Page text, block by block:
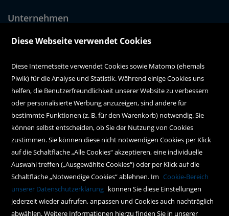
Unternehmen
Über uns
Kundenservice
Kontakt
Social Media
Policy
AGBs
Diese Webseite verwendet Cookies
Diese Internetseite verwendet Cookies sowie Matomo (ehemals
Piwik) für die Analyse und Statistik. Während einige Cookies uns
helfen, die Benutzerfreundlichkeit unserer Website zu verbessern
oder personalisierte Werbung anzuzeigen, sind andere für
bestimmte Funktionen (z. B. für den Warenkorb) notwendig. Sie
können selbst entscheiden, ob Sie der Nutzung von Cookies
zustimmen. Sie können diese nicht notwendigen Cookies per Klick
auf die Schaltfläche „Alle Cookies“ akzeptieren, eine individuelle
Auswahl treffen („Ausgewählte Cookies“) oder per Klick auf die
Schaltfläche „Notwendige Cookies“ ablehnen. Im Cookie-Bereich
unserer Datenschutzerklärung können Sie diese Einstellungen
jederzeit wieder aufrufen, anpassen und Cookies auch nachträglich
abwählen. Weitere Informationen hierzu finden Sie in unserer